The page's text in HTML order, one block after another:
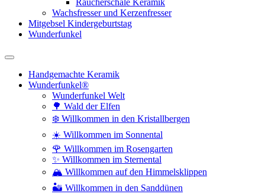
Räucherschale Keramik
Wachsfresser und Kerzenfresser
Mitgebsel Kindergeburtstag
Wunderfunkel
Handgemachte Keramik
Wunderfunkel®
Wunderfunkel Welt
🌳 Wald der Elfen
❄️ Willkommen in den Kristallbergen
☀️ Willkommen im Sonnental
🌹 Willkommen im Rosengarten
✨ Willkommen im Sternental
🏔️ Willkommen auf den Himmelsklippen
🏜️ Willkommen in den Sanddünen